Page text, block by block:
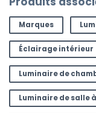
Marques
Éclairage intérieur
Luminaire de
Luminaire de salle